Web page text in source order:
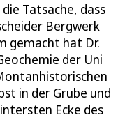
Tatsache, dass
Bergwerk
gemacht hat Dr.
der Uni
in der Grube und
Ecke des